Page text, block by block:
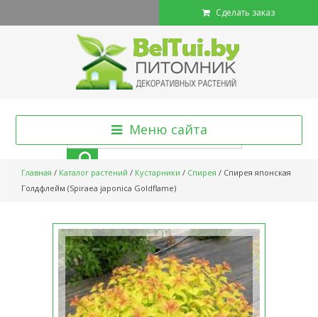
Сделать заказ
Меню сайта
Главная / Каталог растений / Кустарники / Спирея / Спирея японская
Голдфлейм (Spiraea japonica Goldflame)